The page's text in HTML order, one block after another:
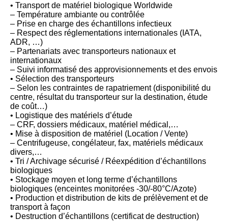
• Transport de matériel biologique Worldwide
– Température ambiante ou contrôlée
– Prise en charge des échantillons infectieux
– Respect des réglementations internationales (IATA,
ADR, …)
– Partenariats avec transporteurs nationaux et
internationaux
– Suivi informatisé des approvisionnements et des envois
• Sélection des transporteurs
– Selon les contraintes de rapatriement (disponibilité du
centre, résultat du transporteur sur la destination, étude
de coût…)
• Logistique des matériels d’étude
– CRF, dossiers médicaux, matériel médical,…
• Mise à disposition de matériel (Location / Vente)
– Centrifugeuse, congélateur, fax, matériels médicaux
divers,…
• Tri / Archivage sécurisé / Réexpédition d’échantillons
biologiques
• Stockage moyen et long terme d’échantillons
biologiques (enceintes monitorées -30/-80°C/Azote)
• Production et distribution de kits de prélèvement et de
transport à façon
• Destruction d’échantillons (certificat de destruction)